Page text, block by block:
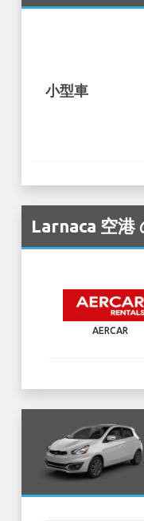
小型車
Larnaca 空
AERCAR